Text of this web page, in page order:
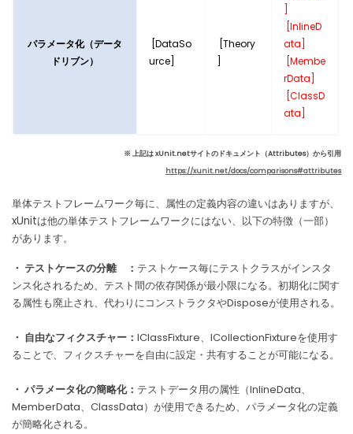
パラメータ化（データ
ドリブン）
[DataSo
urce]
[Theory
[InlineD
ata]
[Membe
rData]
[ClassD
ata]
※ 上記はxUnit.netサイトのドキュメント（Attributes）から引用
https://xunit.net/docs/comparisons#attributes
単体テストフレームワーク毎に、属性の定義内容の違いはありますが、
xUnitは他の単体テストフレームワークにはない、以下の特徴（一部）
があります。
・ テストケースの分離 ： テストケース毎にテストクラスがインスタ
ンス化されるため、テスト間の依存関係が最小限になる。初期化に関す
る属性も廃止され、代わりにコンストラクタやDisposeが使用される。
・ 自由なフィクスチャー： IClassFixture、ICollectionFixtureを使用す
ることで、フィクスチャーを自由に設定・共有することが可能になる。
・ パラメータ化の簡略化： テストデータ用の属性（InlineData、
MemberData、ClassData）が使用できるため、パラメータ化の定義
が簡略化される。